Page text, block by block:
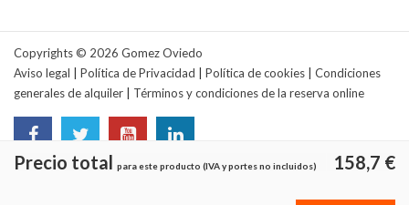
Precio total para este producto (IVA y portes no incluidos) 158,7 €
Copyrights © 2026 Gomez Oviedo
Aviso legal
Política de Privacidad Política de cookies
Condiciones
generales de alquiler
Términos y condiciones de la reserva online